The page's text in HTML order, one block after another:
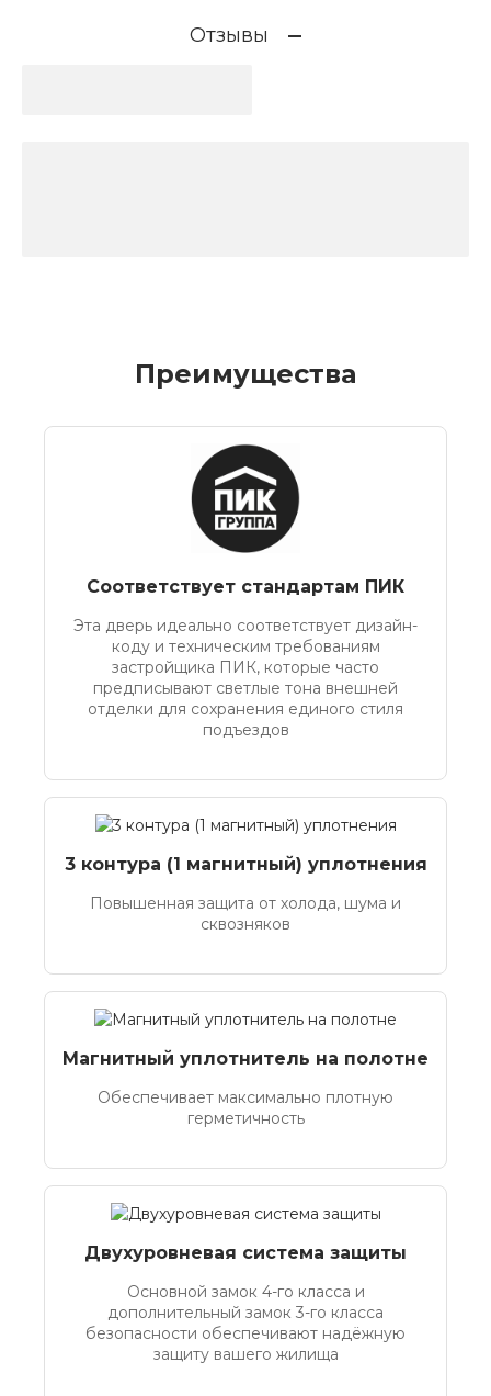
Отзывы
Преимущества
Соответствует стандартам ПИК
Эта дверь идеально соответствует дизайн-
коду и техническим требованиям
застройщика ПИК, которые часто
предписывают светлые тона внешней
отделки для сохранения единого стиля
подъездов
3 контура (1 магнитный) уплотнения
Повышенная защита от холода, шума и
сквозняков
Магнитный уплотнитель на полотне
Обеспечивает максимально плотную
герметичность
Двухуровневая система защиты
Основной замок 4-го класса и
дополнительный замок 3-го класса
безопасности обеспечивают надёжную
защиту вашего жилища